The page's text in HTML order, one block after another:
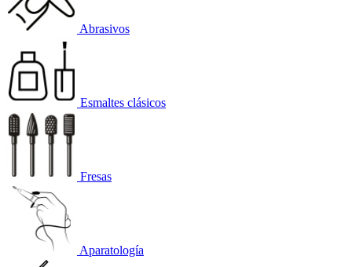
Abrasivos
Esmaltes clásicos
Fresas
Aparatología